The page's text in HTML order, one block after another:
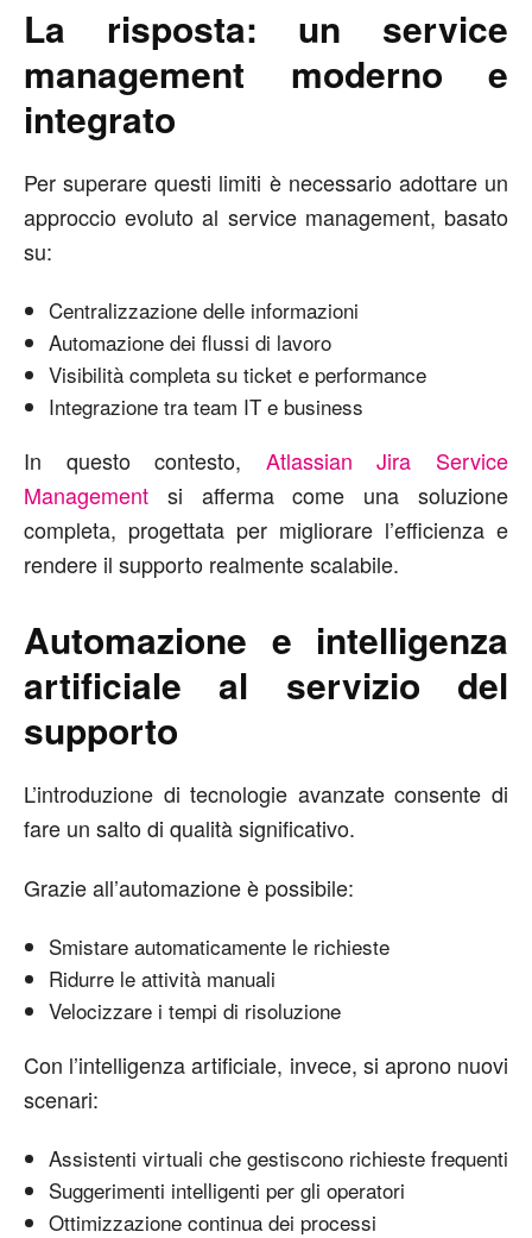
La risposta: un service
management moderno e
integrato
Per superare questi limiti è necessario adottare un
approccio evoluto al service management, basato
su:
Centralizzazione delle informazioni
Automazione dei flussi di lavoro
Visibilità completa su ticket e performance
Integrazione tra team IT e business
In questo contesto, Atlassian Jira Service
Management si afferma come una soluzione
completa, progettata per migliorare l’efficienza e
rendere il supporto realmente scalabile.
Automazione e intelligenza
artificiale al servizio del
supporto
L’introduzione di tecnologie avanzate consente di
fare un salto di qualità significativo.
Grazie all’automazione è possibile:
Smistare automaticamente le richieste
Ridurre le attività manuali
Velocizzare i tempi di risoluzione
Con l’intelligenza artificiale, invece, si aprono nuovi
scenari:
Assistenti virtuali che gestiscono richieste frequenti
Suggerimenti intelligenti per gli operatori
Ottimizzazione continua dei processi